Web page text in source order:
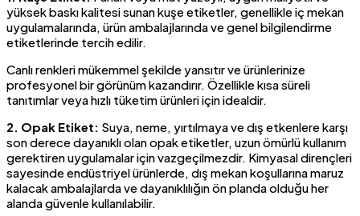
yüksek baskı kalitesi sunan kuşe etiketler, genellikle iç mekan
uygulamalarında, ürün ambalajlarında ve genel bilgilendirme
etiketlerinde tercih edilir.
Canlı renkleri mükemmel şekilde yansıtır ve ürünlerinize
profesyonel bir görünüm kazandırır. Özellikle kısa süreli
tanıtımlar veya hızlı tüketim ürünleri için idealdir.
2. Opak Etiket: Suya, neme, yırtılmaya ve dış etkenlere karşı
son derece dayanıklı olan opak etiketler, uzun ömürlü kullanım
gerektiren uygulamalar için vazgeçilmezdir. Kimyasal dirençleri
sayesinde endüstriyel ürünlerde, dış mekan koşullarına maruz
kalacak ambalajlarda ve dayanıklılığın ön planda olduğu her
alanda güvenle kullanılabilir.